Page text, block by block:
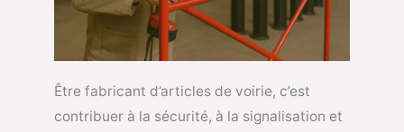
Être fabricant d’articles de voirie, c’est
contribuer à la sécurité, à la signalisation et